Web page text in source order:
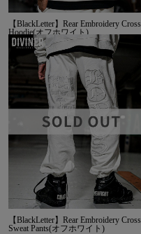
【BlackLetter】Rear Embroidery Cross
Hoodie(オフホワイト)
【BlackLetter】Rear Embroidery Cross
Sweat Pants(オフホワイト)